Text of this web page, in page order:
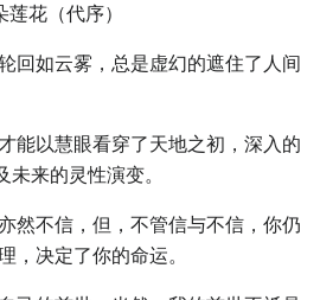
花（代序）
回如云雾，总是虚幻的遮住了人间
能以慧眼看穿了天地之初，深入的
未来的灵性演变。
然不信，但，不管信与不信，你仍
，决定了你的命运。